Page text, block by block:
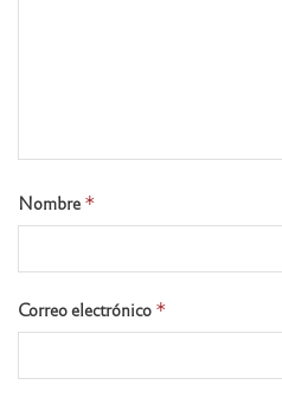
Nombre *
Correo electrónico *